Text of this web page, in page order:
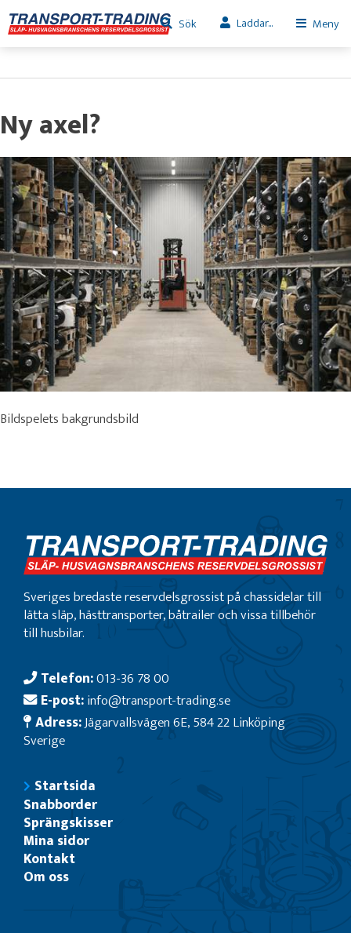
Sök Laddar... Meny
Ny axel?
Bildspelets bakgrundsbild
Sveriges bredaste reservdelsgrossist på chassidelar till
lätta släp, hästtransporter, båtrailer och vissa tillbehör
till husbilar.
Telefon:013-36 78 00
E-post:info@transport-trading.se
Adress:Jägarvallsvägen 6E, 584 22 Linköping
Sverige
Startsida
Snabborder
Sprängskisser
Mina sidor
Kontakt
Om oss